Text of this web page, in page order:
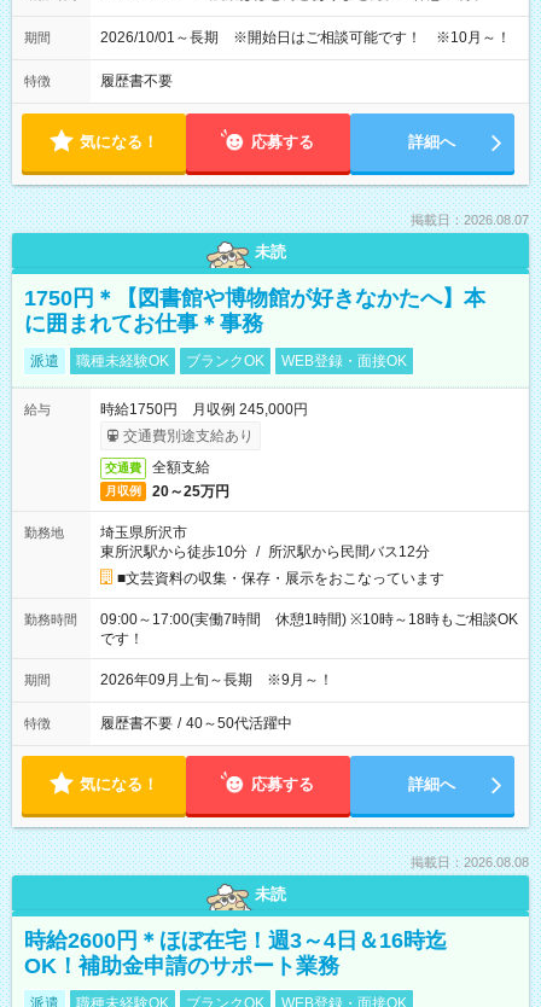
期間 2026/10/01～長期 ※開始日はご相談可能です！ ※10月～！
特徴 履歴書不要
気になる！ 応募する 詳細へ
掲載日：2026.08.07
未読
1750円＊【図書館や博物館が好きなかたへ】本
に囲まれてお仕事＊事務
派遣 職種未経験OK ブランクOK WEB登録・面接OK
給与
時給1750円 月収例 245,000円
交通費別途支給あり
交通費 全額支給
月収例 20～25万円
勤務地
埼玉県所沢市
東所沢駅から徒歩10分 / 所沢駅から民間バス12分
■文芸資料の収集・保存・展示をおこなっています
勤務時間
09:00～17:00(実働7時間 休憩1時間) ※10時～18時もご相談OK
です！
期間 2026年09月上旬～長期 ※9月～！
特徴 履歴書不要 / 40～50代活躍中
気になる！ 応募する 詳細へ
掲載日：2026.08.08
未読
時給2600円＊ほぼ在宅！週3～4日＆16時迄
OK！補助金申請のサポート業務
派遣 職種未経験OK ブランクOK WEB登録・面接OK